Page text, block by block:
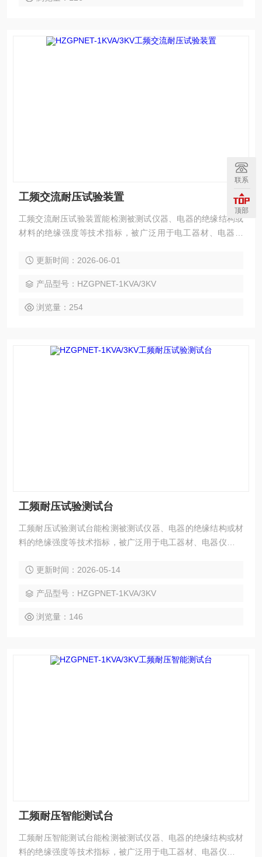
工频交流耐压试验装置
工频交流耐压试验装置能检测被测试仪器、电器的绝缘结构或
材料的绝缘强度等技术指标，被广泛用于电工器材、电器仪
的耐压测试，为国家安全标准的实施提供了测试手段，因而更
行业检测电气装置、电子仪器和家用电器等方面需要的仪器设
备。
更新时间：2026-06-01
产品型号：HZGPNET-1KVA/3KV
浏览量：254
工频耐压试验测试台
工频耐压试验测试台能检测被测试仪器、电器的绝缘结构或材
料的绝缘强度等技术指标，被广泛用于电工器材、电器仪表、
压测试，为国家安全标准的实施提供了测试手段，因而更显示
检测电气装置、电子仪器和家用电器等方面需要的仪器设备。
更新时间：2026-05-14
产品型号：HZGPNET-1KVA/3KV
浏览量：146
工频耐压智能测试台
工频耐压智能测试台能检测被测试仪器、电器的绝缘结构或材
料的绝缘强度等技术指标，被广泛用于电工器材、电器仪表、
联系
顶部